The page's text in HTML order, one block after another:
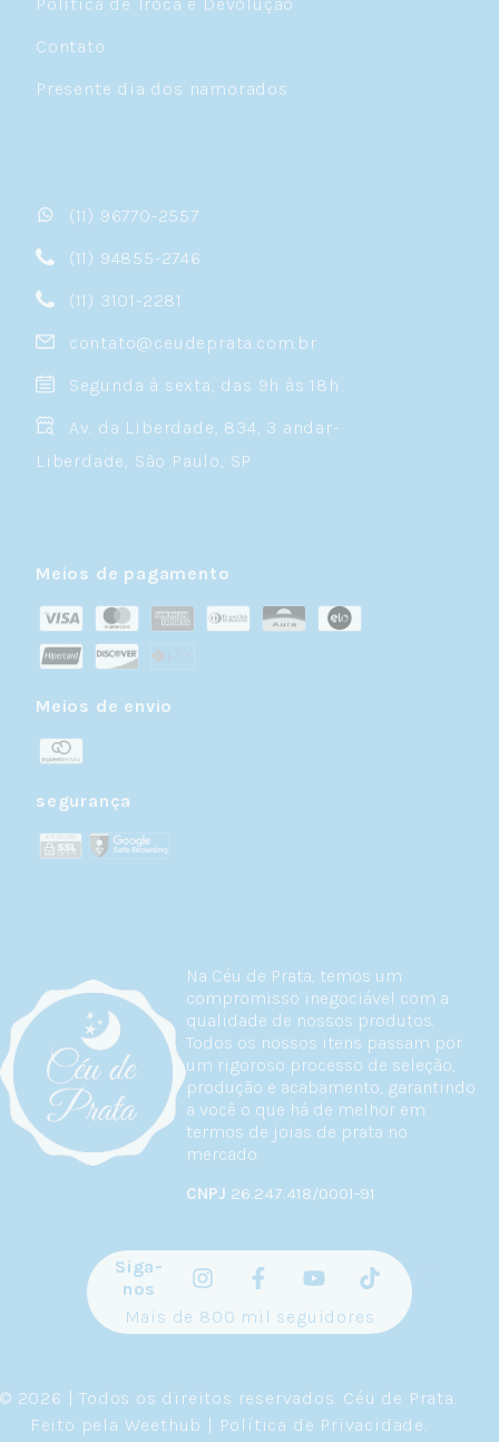
Na Céu de Prata, temos um
compromisso inegociável com a
qualidade de nossos produtos.
Todos os nossos itens passam por
um rigoroso processo de seleção,
produção e acabamento, garantindo
a você o que há de melhor em
termos de joias de prata no
mercado.
CNPJ 26.247.418/0001-91
Contato
Presente dia dos namorados
(11) 96770-2557
(11) 94855-2746
(11) 3101-2281
contato@ceudeprata.com.br
Segunda à sexta, das 9h às 18h
Av. da Liberdade, 834, 3 andar-
Liberdade, São Paulo, SP
Meios de pagamento
Meios de envio
segurança
Siga-
nos
Mais de 800 mil seguidores
© 2026 | Todos os direitos reservados. Céu de Prata
Feito pela Weethub | Política de Privacidade